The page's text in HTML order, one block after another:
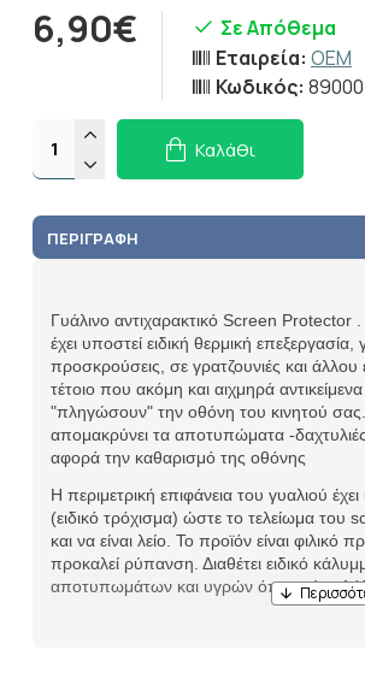
6,90€
Σε Απόθεμα
Εταιρεία: OEM
Κωδικός: 89000
Καλάθι
ΠΕΡΙΓΡΑΦΉ
Γυάλινο αντιχαρακτικό Screen
έχει υποστεί ειδική θερμική
προσκρούσεις, σε γρατζουνιές και άλλου
τέτοιο που ακόμη και αιχμηρά
"πληγώσουν" την οθόνη του κινητού
απομακρύνει τα αποτυπώματα -
αφορά την καθαρισμό της οθόνης
Η περιμετρική επιφάνεια του γυαλιού
(ειδικό τρόχισμα) ώστε το τελείωμα του
και να είναι λείο. Το προϊόν είναι φιλικό
προκαλεί ρύπανση. Διαθέτει ειδικό
αποτυπωμάτων και υγρών όπως είναι